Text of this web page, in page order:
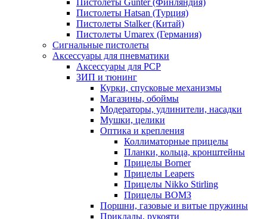
Пистолеты Hatsan (Турция)
Пистолеты Stalker (Китай)
Пистолеты Umarex (Германия)
Сигнальные пистолеты
Аксессуары для пневматики
Аксессуары для PCP
ЗИП и тюнинг
Курки, спусковые механизмы
Магазины, обоймы
Модераторы, удлинители, насадки
Мушки, целики
Оптика и крепления
Коллиматорные прицелы
Планки, кольца, кронштейны
Прицелы Borner
Прицелы Leapers
Прицелы Nikko Stirling
Прицелы ВОМЗ
Поршни, газовые и витые пружины
Приклады, рукояти